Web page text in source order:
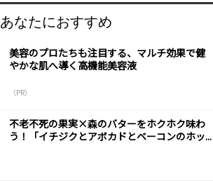
あなたにおすすめ
美容のプロたちも注目する、マルチ効果で健
やかな肌へ導く高機能美容液
（PR）
不老不死の果実×森のバターをホクホク味わ
う！「イチジクとアボカドとベーコンのホッ...